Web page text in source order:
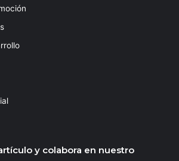
y colabora en nuestro